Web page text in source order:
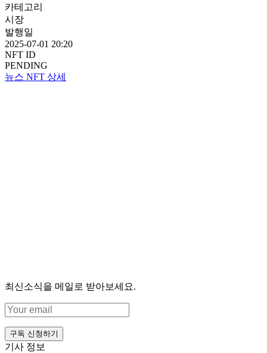
카테고리
시장
발행일
2025-07-01 20:20
NFT ID
PENDING
뉴스 NFT 상세
최신소식을 메일로 받아보세요.
구독 신청하기
기사 정보